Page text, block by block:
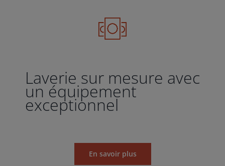
Laverie sur mesure avec
un équipement
exceptionnel
En savoir plus